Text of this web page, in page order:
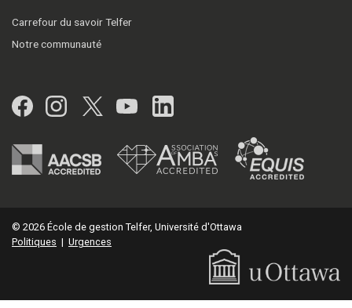
Carrefour du savoir Telfer
Notre communauté
Facebook
Instagram
Twitter
YouTubeLinkedIn
© 2026 École de gestion Telfer, Université d'Ottawa
Politiques | Urgences